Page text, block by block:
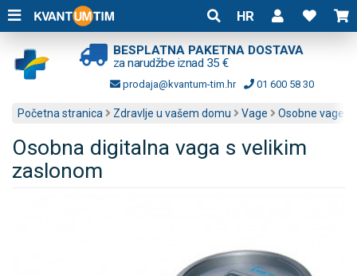
HR
BESPLATNA PAKETNA DOSTAVA
za narudžbe iznad 35 €
prodaja@kvantum-tim.hr 01 600 58 30
Početna stranica Zdravlje u vašem domu Vage Osobne vage
Osobna digitalna vaga s velikim
zaslonom